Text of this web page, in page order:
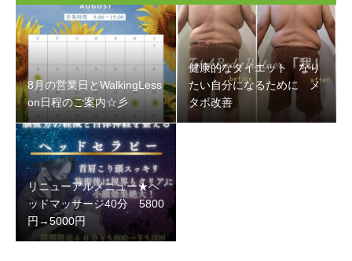
8月の営業日とWalkingLess
on日程のご案内☆彡
健康的なダイエット なり
たい自分になるために メ
タボ改善
リニューアルメニュー★ヘ
ッドマッサージ40分 5800
円→5000円